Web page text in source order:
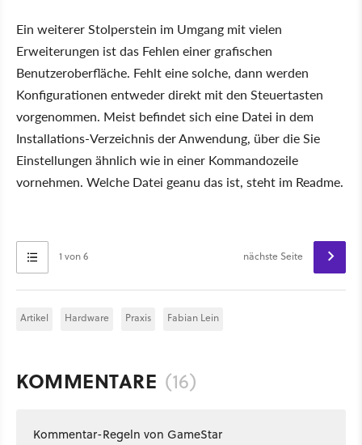
Ein weiterer Stolperstein im Umgang mit vielen
Erweiterungen ist das Fehlen einer grafischen
Benutzeroberfläche. Fehlt eine solche, dann werden
Konfigurationen entweder direkt mit den Steuertasten
vorgenommen. Meist befindet sich eine Datei in dem
Installations-Verzeichnis der Anwendung, über die Sie
Einstellungen ähnlich wie in einer Kommandozeile
vornehmen. Welche Datei geanu das ist, steht im Readme.
1 von 6 nächste Seite
Artikel Hardware Praxis Fabian Lein
KOMMENTARE (16)
Kommentar-Regeln von GameStar